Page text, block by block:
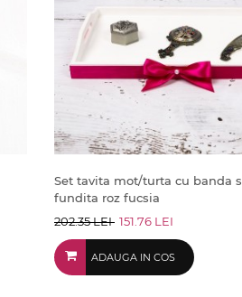
Set tavita mot/turta cu banda
fundita roz fucsia
202.35 LEI 151.76 LEI
ADAUGA IN COS